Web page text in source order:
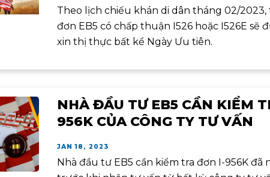
Theo lịch chiếu khán di dân tháng 02/2023,
đơn EB5 có chấp thuận I526 hoặc I526E sẽ
xin thị thực bất kể Ngày Ưu tiên.
NHÀ ĐẦU TƯ EB5 CẦN KIỂM
956K CỦA CÔNG TY TƯ VẤN
JAN 18, 2023
Nhà đầu tư EB5 cần kiểm tra đơn I-956K đã